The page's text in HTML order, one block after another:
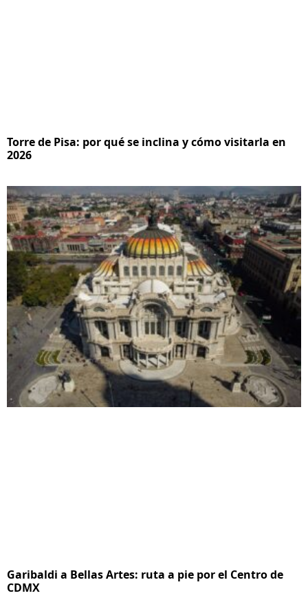
Torre de Pisa: por qué se inclina y cómo visitarla en
2026
Garibaldi a Bellas Artes: ruta a pie por el Centro de
CDMX